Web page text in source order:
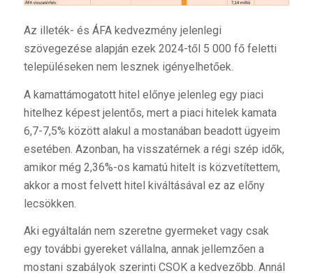
Az illeték- és ÁFA kedvezmény jelenlegi
szövegezése alapján ezek 2024-től 5 000 fő feletti
településeken nem lesznek igényelhetőek.
A kamattámogatott hitel előnye jelenleg egy piaci
hitelhez képest jelentős, mert a piaci hitelek kamata
6,7-7,5% között alakul a mostanában beadott ügyeim
esetében. Azonban, ha visszatérnek a régi szép idők,
amikor még 2,36%-os kamatú hitelt is közvetítettem,
akkor a most felvett hitel kiváltásával ez az előny
lecsökken.
Aki egyáltalán nem szeretne gyermeket vagy csak
egy további gyereket vállalna, annak jellemzően a
mostani szabályok szerinti CSOK a kedvezőbb. Annál